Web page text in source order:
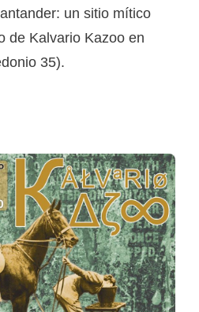
un sitio mítico
de Kalvario Kazoo en
35).